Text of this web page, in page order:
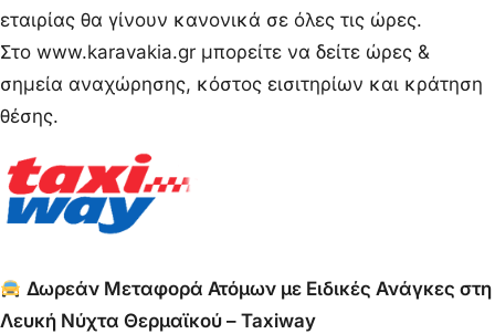
εταιρίας θα γίνουν κανονικά σε όλες τις ώρες.
Στο www.karavakia.gr μπορείτε να δείτε ώρες &
σημεία αναχώρησης, κόστος εισιτηρίων και κράτηση
θέσης.
Δωρεάν Μεταφορά Ατόμων με Ειδικές Ανάγκες στη
Λευκή Νύχτα Θερμαϊκού – Taxiway